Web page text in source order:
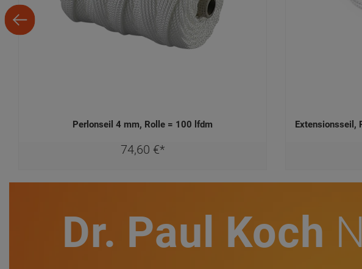
Perlonseil 4 mm, Rolle = 100 lfdm
74,60 €*
Extensionsseil,
Dr. Paul Koch